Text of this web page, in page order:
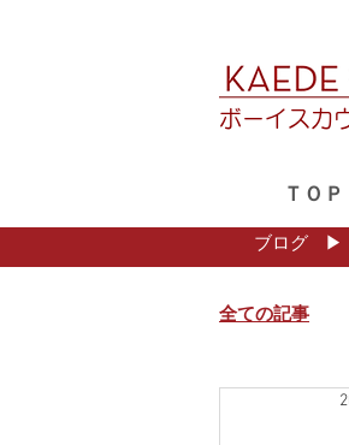
ボーイスカ
ＴＯＰ
ブログ ​▶
全ての記事